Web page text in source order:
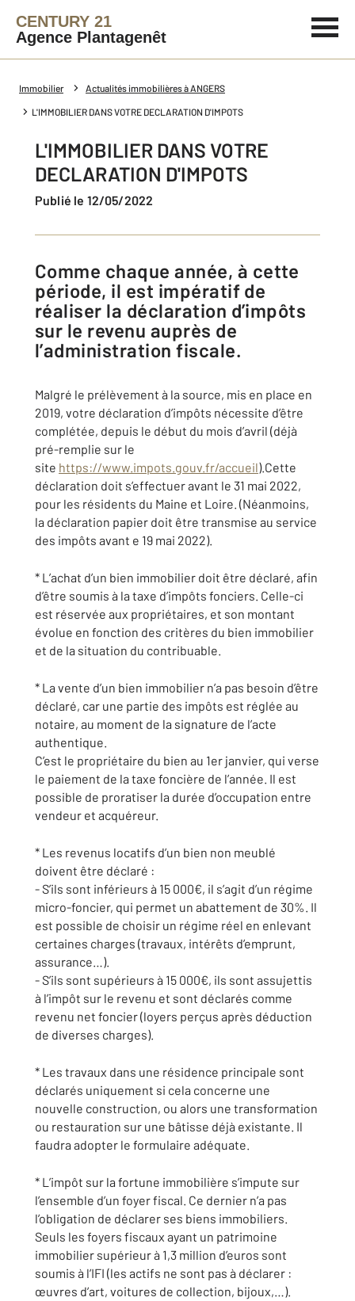
CENTURY 21
Agence Plantagenêt
Immobilier Actualités immobilières à ANGERS
L'IMMOBILIER DANS VOTRE DECLARATION D'IMPOTS
L'IMMOBILIER DANS VOTRE
DECLARATION D'IMPOTS
Publié le 12/05/2022
Comme chaque année, à cette
période, il est impératif de
réaliser la déclaration d’impôts
sur le revenu auprès de
l’administration fiscale.
Malgré le prélèvement à la source, mis en place en
2019, votre déclaration d’impôts nécessite d’être
complétée, depuis le début du mois d’avril (déjà
pré-remplie sur le
site https://www.impots.gouv.fr/accueil).Cette
déclaration doit s’effectuer avant le 31 mai 2022,
pour les résidents du Maine et Loire. (Néanmoins,
la déclaration papier doit être transmise au service
des impôts avant e 19 mai 2022).
* L’achat d’un bien immobilier doit être déclaré, afin
d’être soumis à la taxe d’impôts fonciers. Celle-ci
est réservée aux propriétaires, et son montant
évolue en fonction des critères du bien immobilier
et de la situation du contribuable.
* La vente d’un bien immobilier n’a pas besoin d’être
déclaré, car une partie des impôts est réglée au
notaire, au moment de la signature de l’acte
authentique.
C’est le propriétaire du bien au 1er janvier, qui verse
le paiement de la taxe foncière de l’année. Il est
possible de proratiser la durée d’occupation entre
vendeur et acquéreur.
* Les revenus locatifs d’un bien non meublé
doivent être déclaré :
- S’ils sont inférieurs à 15 000€, il s’agit d’un régime
micro-foncier, qui permet un abattement de 30%. Il
est possible de choisir un régime réel en enlevant
certaines charges (travaux, intérêts d’emprunt,
assurance…).
- S’ils sont supérieurs à 15 000€, ils sont assujettis
à l’impôt sur le revenu et sont déclarés comme
revenu net foncier (loyers perçus après déduction
de diverses charges).
* Les travaux dans une résidence principale sont
déclarés uniquement si cela concerne une
nouvelle construction, ou alors une transformation
ou restauration sur une bâtisse déjà existante. Il
faudra adopter le formulaire adéquate.
* L’impôt sur la fortune immobilière s’impute sur
l’ensemble d’un foyer fiscal. Ce dernier n’a pas
l’obligation de déclarer ses biens immobiliers.
Seuls les foyers fiscaux ayant un patrimoine
immobilier supérieur à 1,3 million d’euros sont
soumis à l’IFI (les actifs ne sont pas à déclarer :
œuvres d’art, voitures de collection, bijoux,…).